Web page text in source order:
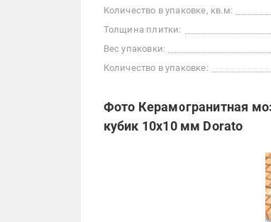
Количество в упаковке, кв.м:
Толщина плитки:
Вес упаковки:
Количество в упаковке:
Фото Керамогранитная
кубик 10x10 мм Dorato